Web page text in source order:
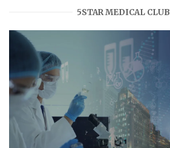
5STAR MEDICAL CLUB